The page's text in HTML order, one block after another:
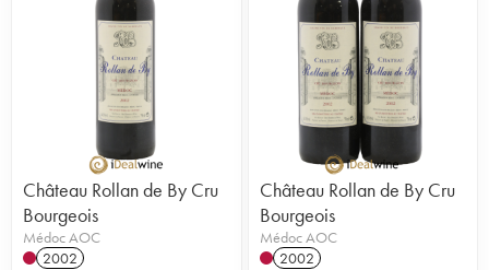
Château Rollan de By Cru
Bourgeois
Médoc AOC
2002
Château Rollan de By Cru
Bourgeois
Médoc AOC
2002